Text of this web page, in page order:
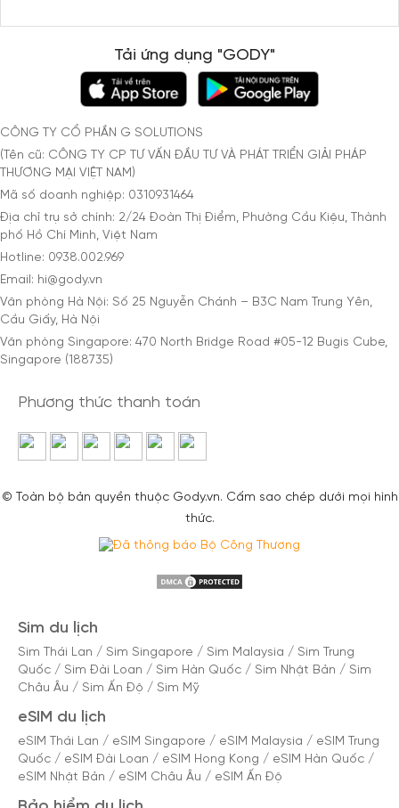
Tải ứng dụng "GODY"
CÔNG TY CỔ PHẦN G SOLUTIONS
(Tên cũ: CÔNG TY CP TƯ VẤN ĐẦU TƯ VÀ PHÁT TRIỂN GIẢI PHÁP
THƯƠNG MẠI VIỆT NAM)
Mã số doanh nghiệp: 0310931464
Địa chỉ trụ sở chính: 2/24 Đoàn Thị Điểm, Phường Cầu Kiệu, Thành
phố Hồ Chí Minh, Việt Nam
Hotline: 0938.002.969
Email: hi@gody.vn
Văn phòng Hà Nội: Số 25 Nguyễn Chánh – B3C Nam Trung Yên,
Cầu Giấy, Hà Nội
Văn phòng Singapore: 470 North Bridge Road #05-12 Bugis Cube,
Singapore (188735)
Phương thức thanh toán
© Toàn bộ bản quyền thuộc Gody.vn. Cấm sao chép dưới mọi hình
thức.
Sim du lịch
Sim Thái Lan / Sim Singapore / Sim Malaysia / Sim Trung
Quốc / Sim Đài Loan / Sim Hàn Quốc / Sim Nhật Bản / Sim
Châu Âu / Sim Ấn Độ / Sim Mỹ
eSIM du lịch
eSIM Thái Lan / eSIM Singapore / eSIM Malaysia / eSIM Trung
Quốc / eSIM Đài Loan / eSIM Hong Kong / eSIM Hàn Quốc /
eSIM Nhật Bản / eSIM Châu Âu / eSIM Ấn Độ